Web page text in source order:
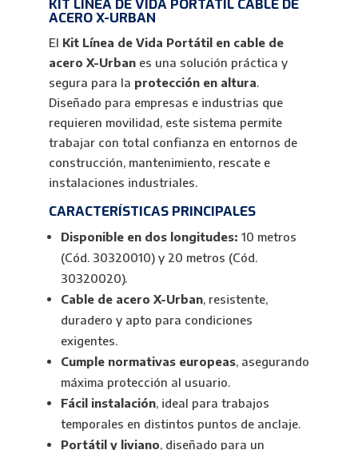
cantidad
KIT LÍNEA DE VIDA PORTÁTIL CABLE DE
ACERO X-URBAN
El Kit Línea de Vida Portátil en cable de
acero X-Urbanes una solución práctica y
segura para la protección en altura.
Diseñado para empresas e industrias que
requieren movilidad, este sistema permite
trabajar con total confianza en entornos de
construcción, mantenimiento, rescate e
instalaciones industriales.
CARACTERÍSTICAS PRINCIPALES
Disponible en dos longitudes: 10 metros
(Cód. 30320010) y 20 metros (Cód.
30320020).
Cable de acero X-Urban, resistente,
duradero y apto para condiciones
exigentes.
Cumple normativas europeas, asegurando
máxima protección al usuario.
Fácil instalación, ideal para trabajos
temporales en distintos puntos de anclaje.
Portátil y liviano, diseñado para un